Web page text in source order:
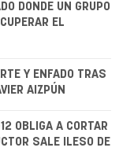
DONDE UN GRUPO
EL
Y ENFADO TRAS
AIZPÚN
OBLIGA A CORTAR
SALE ILESO DE